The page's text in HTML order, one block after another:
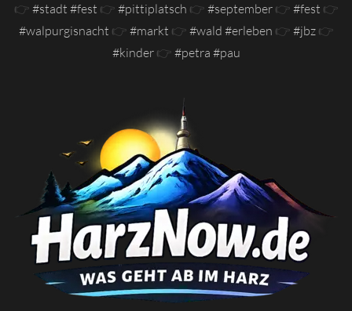
👉 #stadt #fest 👉 #pittiplatsch 👉 #september👉 #fest 👉
#walpurgisnacht 👉 #markt 👉 #wald #erleben 👉 #jbz👉
#kinder👉 #petra #pau